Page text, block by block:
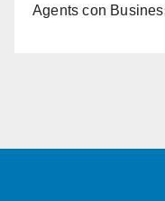
Agents con